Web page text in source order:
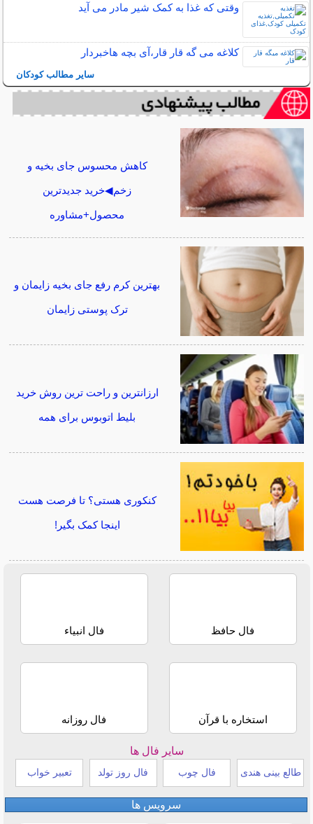
وقتی که غذا به کمک شیر مادر می آید
کلاغه می گه قار قار،آی بچه هاخبردار
سایر مطالب کودکان
کاهش محسوس جای بخیه و
زخم◀خرید جدیدترین
محصول+مشاوره
بهترین کرم رفع جای بخیه زایمان و
ترک پوستی زایمان
ارزانترین و راحت ترین روش خرید
بلیط اتوبوس برای همه
کنکوری هستی؟ تا فرصت هست
اینجا کمک بگیر!
فال حافظ فال انبیاء
استخاره با قرآن فال روزانه
سایر فال ها
طالع بینی هندی فال چوب فال روز تولد تعبیر خواب
سرویس ها